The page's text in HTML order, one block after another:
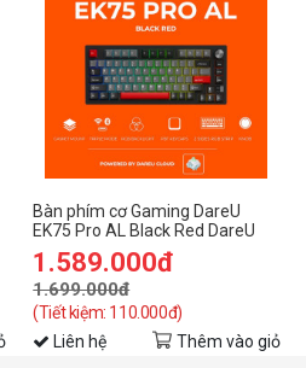
Bàn phím cơ Gaming DareU
EK75 Pro AL Black Red DareU
Cloud switch
1.589.000đ
1.699.000đ
(Tiết kiệm: 110.000đ)
Liên hệ Thêm vào giỏ